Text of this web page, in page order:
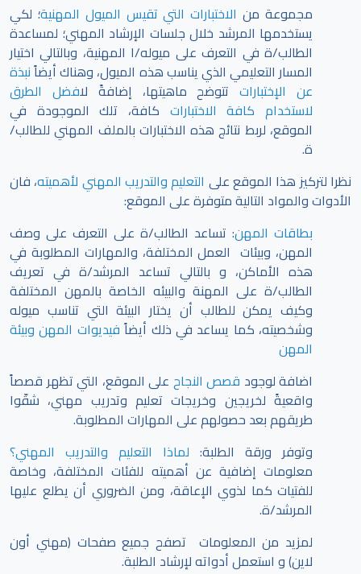
مجموعة من الاختبارات التي تقيس الميول المهنية؛ لكي
يستخدمها المرشد خلال جلسات الإرشاد المهني؛ لمساعدة
الطالب/ة في التعرف على ميوله/ا المهنية، وبالتالي اختيار
المسار التعليمي الذي يناسب هذه الميول، وهناك أيضاًنبذة
عن الإختباراتتتوضح ماهيتها، إضافةً لافضل الطرق
لاستخدام كافة الاختبارات كافة، تلك الموجودة في
الموقع، لربط نتائج هذه الاختبارات بالملف المهني للطالب/
ة.
نظرا لتركيز هذا الموقع على التعليم والتدريب المهني لأهميته، فان
الأدوات والمواد التالية متوفرة على الموقع:
بطاقات المهن: تساعد الطالب/ة على التعرف على وصف
المهن، وبيئات العمل المختلفة، والمهارات المطلوبة في
هذه الأماكن، و بالتالي تساعد المرشد/ة في تعريف
الطالب/ة على المهنة والبيئه الخاصة بالمهن المختلفة
وكيف يمكن للطالب أن يختار البيئة التي تناسب ميوله
وشخصيته، كما يساعد في ذلك أيضاً فيديوات المهن وبيئة
المهن
اضافة لوجود قصص النجاح على الموقع، التي تظهر قصصاً
واقعيةً لخريجين وخريجات تعليم وتدريب مهني، شقّوا
طريقهم بعد حصولهم على المهارات المطلوبة.
وتوفر ورقة الطلبة: لماذا التعليم والتدريب المهني؟
معلومات إضافية عن أهميته للفئات المختلفة، وخاصة
للفتيات كما لذوي الإعاقة، ومن الضروري أن يطلع عليها
المرشد/ة.
لمزيد من المعلومات تصفح جميع صفحات (مهني أون
لاين) و استعمل أدواته لإرشاد الطلبة.